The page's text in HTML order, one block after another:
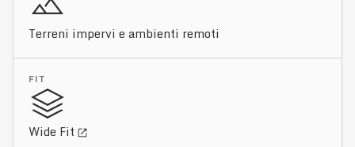
Terreni impervi e ambienti remoti
FIT
Wide Fit